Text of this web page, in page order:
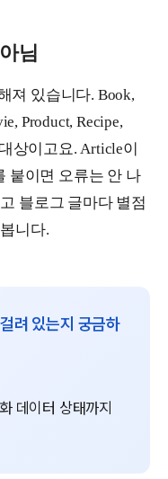
님
져 있습니다. Book,
Product, Recipe,
상이고요. Article이
붙이면 오류는 안 나
블로그 글마다 별점
니다.
려 있는지 궁금하
데이터 상태까지